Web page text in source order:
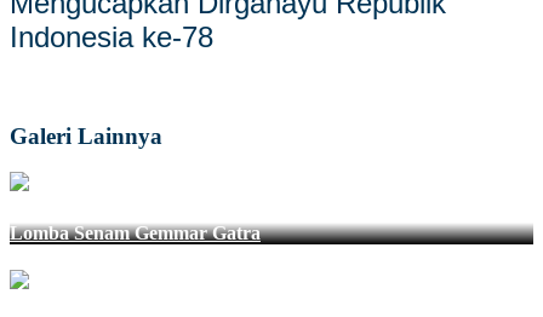
Indonesia ke-78
Galeri Lainnya
Lomba Senam Gemmar Gatra